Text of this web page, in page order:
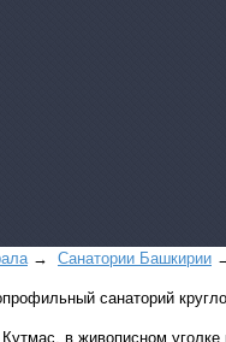
→ Санатории Башкирии
санаторий
в живописном